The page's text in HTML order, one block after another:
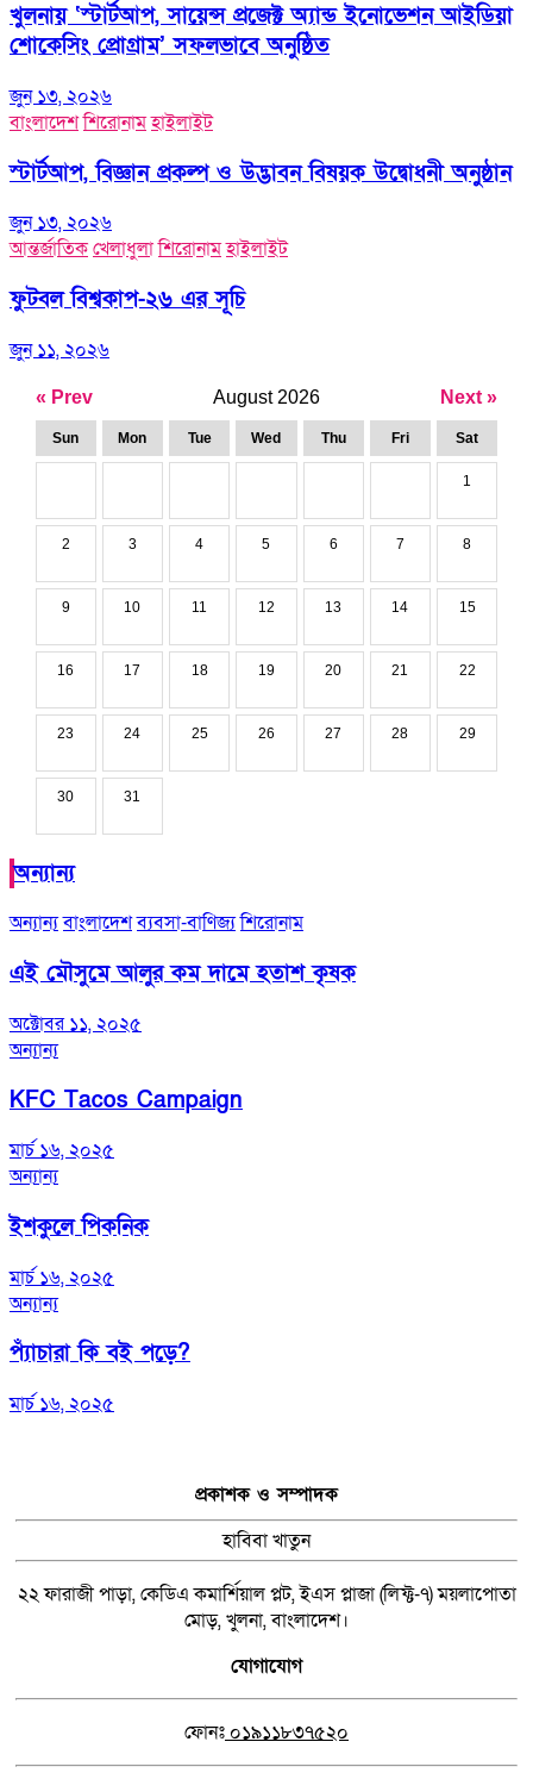
খুলনায় ‘স্টার্টআপ, সায়েন্স প্রজেক্ট অ্যান্ড ইনোভেশন আইডিয়া
শোকেসিং প্রোগ্রাম’ সফলভাবে অনুষ্ঠিত
জুন ১৩, ২০২৬
বাংলাদেশশিরোনামহাইলাইট
স্টার্টআপ, বিজ্ঞান প্রকল্প ও উদ্ভাবন বিষয়ক উদ্বোধনী অনুষ্ঠান
জুন ১৩, ২০২৬
আন্তর্জাতিকখেলাধুলাশিরোনামহাইলাইট
ফুটবল বিশ্বকাপ-২৬ এর সূচি
জুন ১১, ২০২৬
« Prev August 2026 Next »
Sun Mon Tue Wed Thu Fri Sat
1
2 3 4 5 6 7 8
9 10 11 12 13 14 15
16 17 18 19 20 21 22
23 24 25 26 27 28 29
30 31
অন্যান্য
অন্যান্যবাংলাদেশব্যবসা-বাণিজ্যশিরোনাম
এই মৌসুমে আলুর কম দামে হতাশ কৃষক
অক্টোবর ১১, ২০২৫
অন্যান্য
KFC Tacos Campaign
মার্চ ১৬, ২০২৫
অন্যান্য
ইশকুলে পিকনিক
মার্চ ১৬, ২০২৫
অন্যান্য
প্যাঁচারা কি বই পড়ে?
মার্চ ১৬, ২০২৫
প্রকাশক ও সম্পাদক
হাবিবা খাতুন
২২ ফারাজী পাড়া, কেডিএ কমার্শিয়াল প্লট, ইএস প্লাজা (লিফ্ট-৭) ময়লাপোতা
মোড়, খুলনা, বাংলাদেশ।
যোগাযোগ
ফোনঃ ০১৯১১৮৩৭৫২০